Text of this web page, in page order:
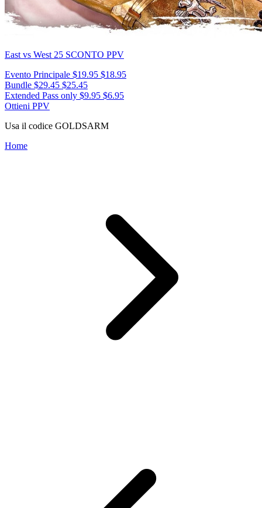
East vs West 25 SCONTO PPV
Evento Principale $19.95 $18.95
Bundle $29.45 $25.45
Extended Pass only $9.95 $6.95
Ottieni PPV
Usa il codice GOLDSARM
Home